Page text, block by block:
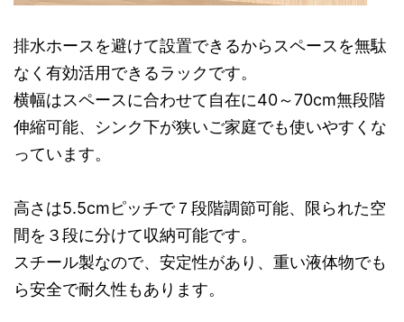
排水ホースを避けて設置できるからスペースを無駄
なく有効活用できるラックです。
横幅はスペースに合わせて自在に40～70cm無段階
伸縮可能、シンク下が狭いご家庭でも使いやすくな
っています。
高さは5.5cmピッチで７段階調節可能、限られた空
間を３段に分けて収納可能です。
スチール製なので、安定性があり、重い液体物でも
ら安全で耐久性もあります。